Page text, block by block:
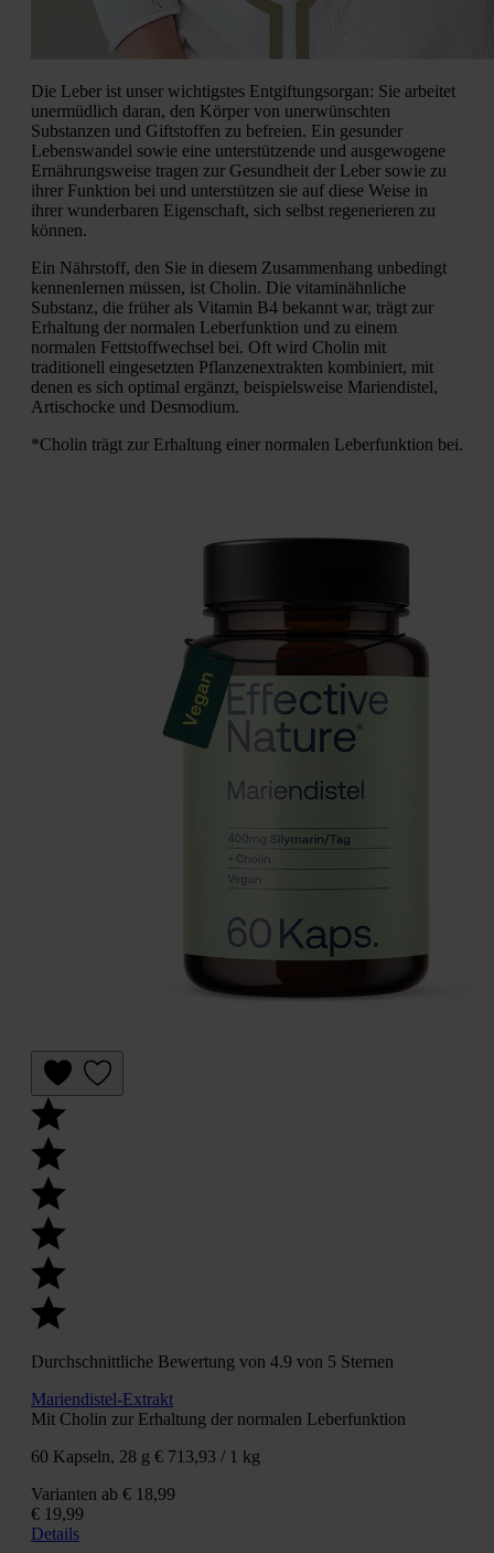
Die Leber ist unser wichtigstes Entgiftungsorgan: Sie arbeitet
unermüdlich daran, den Körper von unerwünschten
Substanzen und Giftstoffen zu befreien. Ein gesunder
Lebenswandel sowie eine unterstützende und ausgewogene
Ernährungsweise tragen zur Gesundheit der Leber sowie zu
ihrer Funktion bei und unterstützen sie auf diese Weise in
ihrer wunderbaren Eigenschaft, sich selbst regenerieren zu
können.
Ein Nährstoff, den Sie in diesem Zusammenhang unbedingt
kennenlernen müssen, ist Cholin. Die vitaminähnliche
Substanz, die früher als Vitamin B4 bekannt war, trägt zur
Erhaltung der normalen Leberfunktion und zu einem
normalen Fettstoffwechsel bei. Oft wird Cholin mit
traditionell eingesetzten Pflanzenextrakten kombiniert, mit
denen es sich optimal ergänzt, beispielsweise Mariendistel,
Artischocke und Desmodium.
*Cholin trägt zur Erhaltung einer normalen Leberfunktion bei.
Durchschnittliche Bewertung von 4.9 von 5 Sternen
Mariendistel-Extrakt
Mit Cholin zur Erhaltung der normalen Leberfunktion
60 Kapseln, 28 g € 713,93 / 1 kg
Varianten ab € 18,99
€ 19,99
Details